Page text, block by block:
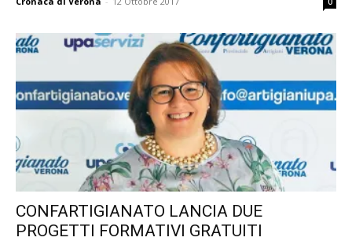
CONFARTIGIANATO LANCIA DUE
PROGETTI FORMATIVI GRATUITI